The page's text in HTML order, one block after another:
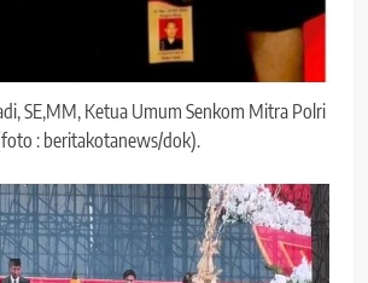
SE,MM, Ketua Umum Senkom Mitra Polri
: beritakotanews/dok).